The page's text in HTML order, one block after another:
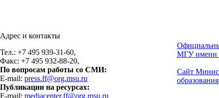
Адрес и контакты
Тел.: +7 495 939-31-60,
Факс: +7 495 932-88-20,
По вопросам работы со СМИ:
E-mail: press.ff@org.msu.ru
Публикации на ресурсах:
E-mail: mediacenter.ff@org.msu.ru
МГУ имени
Сайт